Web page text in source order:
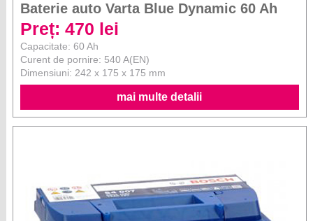
Baterie auto Varta Blue Dynamic 60 Ah
Preț: 470 lei
Capacitate: 60 Ah
Curent de pornire: 540 A(EN)
Dimensiuni: 242 x 175 x 175 mm
mai multe detalii